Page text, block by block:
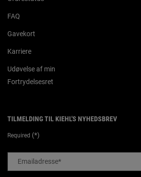
FAQ
Gavekort
Karriere
Udøvelse af min
Fortrydelsesret
TILMELDING TIL KIEHL'S NYHEDSBREV
Required (*)
Emailadresse*